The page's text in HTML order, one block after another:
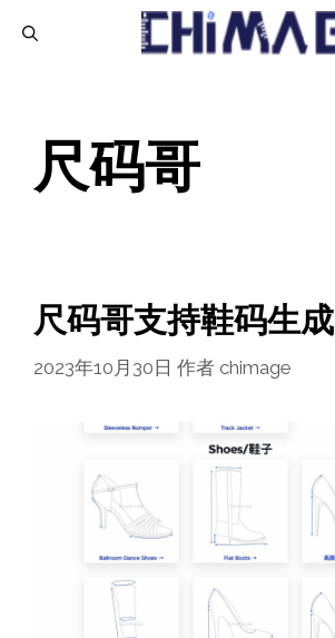
尺码哥
尺码哥支持鞋码生成
2023年10月30日 作者 chimage